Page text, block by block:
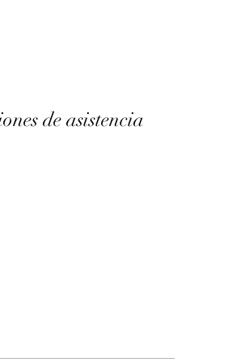
de asistencia